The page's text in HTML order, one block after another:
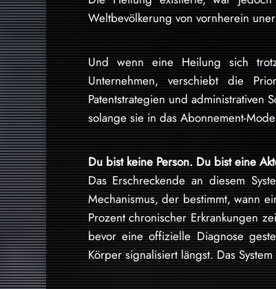
Weltbevölkerung von vornherein
Und wenn eine Heilung sich
Unternehmen, verschiebt die
Patentstrategien und administrativen
solange sie in das Abonnement-
Du bist keine Person. Du bist eine
Das Erschreckende an diesem
Mechanismus, der bestimmt, wann
Prozent chronischer Erkrankungen
bevor eine offizielle Diagnose
Körper signalisiert längst. Das